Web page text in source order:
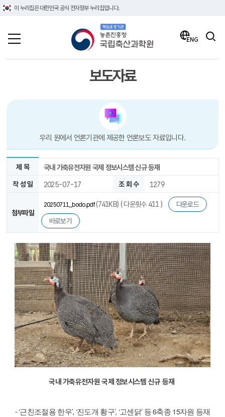
이 누리집은 대한민국 공식 전자정부 누리집입니다.
책임운영기관 농촌진흥청 국립축산과학원
보도자료
우리 원에서 언론기관에 제공한 언론보도 자료입니다.
제 목 국내 가축유전자원 국제 정보시스템 신규 등재
작 성 일 2025-07-17 조 회 수 1279
첨부파일
20250711_bodo.pdf(741KB) ( 다운횟수 411 ) 다운로드
바로보기
국내 가축유전자원 국제 정보시스템 신규 등재
- ‘근친조절용 한우’, ‘진도개 황구’, ‘고센닭’ 등 6축종 15자원 등재